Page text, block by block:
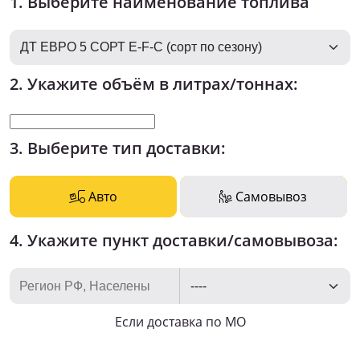
2. Укажите объём в литрах/тоннах:
3. Выберите тип доставки:
Авто Самовывоз
4. Укажите пункт доставки/самовывоза:
Если доставка по МО